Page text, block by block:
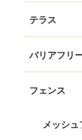
テラス
バリアフリ
フェンス
メッシュ